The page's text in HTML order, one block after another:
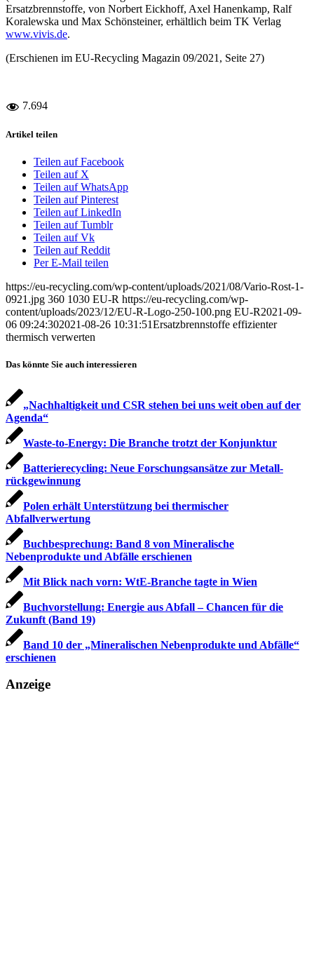
Ersatzbrennstoffe, von Norbert Eickhoff, Axel Hanenkamp, Ralf
Koralewska und Max Schönsteiner, erhältlich beim TK Verlag
www.vivis.de.
(Erschienen im EU-Recycling Magazin 09/2021, Seite 27)
7.694
Artikel teilen
Teilen auf Facebook
Teilen auf X
Teilen auf WhatsApp
Teilen auf Pinterest
Teilen auf LinkedIn
Teilen auf Tumblr
Teilen auf Vk
Teilen auf Reddit
Per E-Mail teilen
https://eu-recycling.com/wp-content/uploads/2021/08/Vario-Rost-1-
0921.jpg 360 1030 EU-R https://eu-recycling.com/wp-
content/uploads/2023/12/EU-R-Logo-250-100.png EU-R2021-09-
06 09:24:302021-08-26 10:31:51Ersatzbrennstoffe effizienter
thermisch verwerten
Das könnte Sie auch interessieren
„Nachhaltigkeit und CSR stehen bei uns weit oben auf der
Agenda“
Waste-to-Energy: Die Branche trotzt der Konjunktur
Batterierecycling: Neue Forschungsansätze zur Metall­
rückgewinnung
Polen erhält Unterstützung bei thermischer
Abfallverwertung
Buchbesprechung: Band 8 von Mineralische
Nebenprodukte und Abfälle erschienen
Mit Blick nach vorn: WtE-Branche tagte in Wien
Buchvorstellung: Energie aus Abfall – Chancen für die
Zukunft (Band 19)
Band 10 der „Mineralischen Nebenprodukte und Abfälle“
erschienen
Anzeige